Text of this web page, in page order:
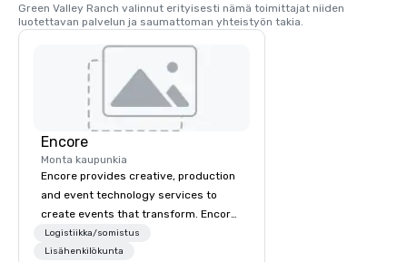
Green Valley Ranch valinnut erityisesti nämä toimittajat niiden
luotettavan palvelun ja saumattoman yhteistyön takia.
Encore
Monta kaupunkia
Encore provides creative, production
and event technology services to
create events that transform. Encore
creates memorable event experiences
that engage and transform
Logistiikka/somistus
Lisähenkilökunta